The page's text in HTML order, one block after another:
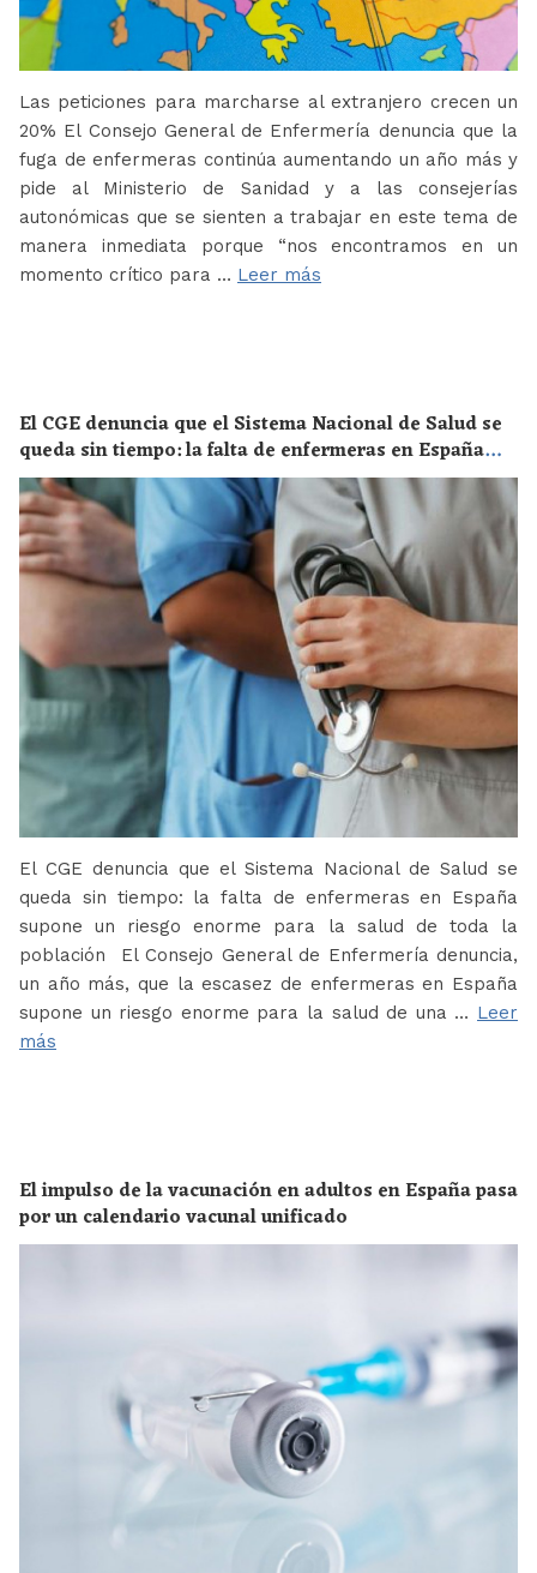
Las peticiones para marcharse al extranjero crecen un
20% El Consejo General de Enfermería denuncia que la
fuga de enfermeras continúa aumentando un año más y
pide al Ministerio de Sanidad y a las consejerías
autonómicas que se sienten a trabajar en este tema de
manera inmediata porque “nos encontramos en un
momento crítico para … Leer más
El CGE denuncia que el Sistema Nacional de Salud se
queda sin tiempo: la falta de enfermeras en España
supone un riesgo enorme para la salud de toda la
población
El CGE denuncia que el Sistema Nacional de Salud se
queda sin tiempo: la falta de enfermeras en España
supone un riesgo enorme para la salud de toda la
población El Consejo General de Enfermería denuncia,
un año más, que la escasez de enfermeras en España
supone un riesgo enorme para la salud de una … Leer
más
El impulso de la vacunación en adultos en España pasa
por un calendario vacunal unificado